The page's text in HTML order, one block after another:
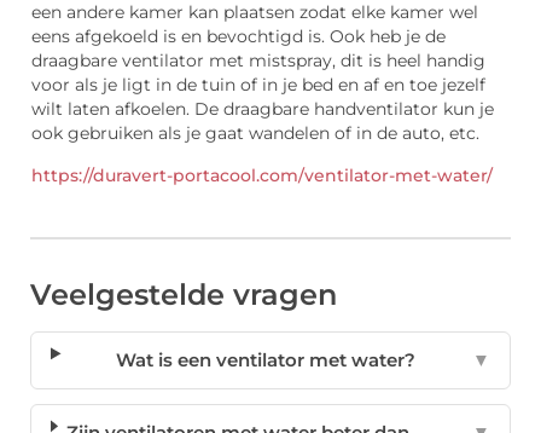
een andere kamer kan plaatsen zodat elke kamer wel
eens afgekoeld is en bevochtigd is. Ook heb je de
draagbare ventilator met mistspray, dit is heel handig
voor als je ligt in de tuin of in je bed en af en toe jezelf
wilt laten afkoelen. De draagbare handventilator kun je
ook gebruiken als je gaat wandelen of in de auto, etc.
https://duravert-portacool.com/ventilator-met-water/
Veelgestelde vragen
Wat is een ventilator met water? ▼